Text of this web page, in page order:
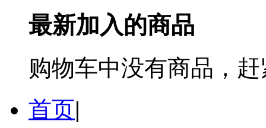
最新加入的商品
购物车中没有商品，
首页|